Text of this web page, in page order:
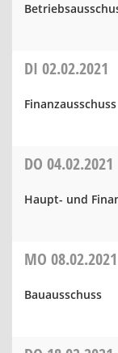
DI 02.02.2021
Finanzausschuss
DO 04.02.2021
Haupt- und
MO 08.02.2021
Bauausschuss